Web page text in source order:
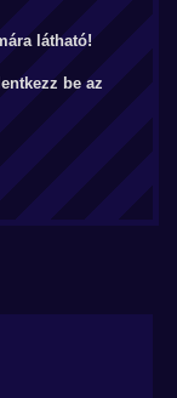
látható!
be az